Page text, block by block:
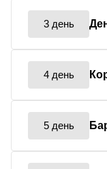
3 день
4 день
5 день